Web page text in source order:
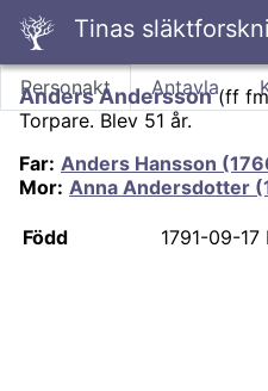
Tinas
Personakt Antavla
Anders Andersson (ff
Torpare. Blev 51 år.
Far: Anders Hansson
Mor: Anna Andersdotter
Född 1791-09-17